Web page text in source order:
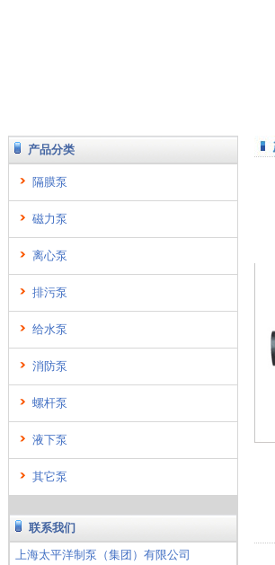
产品分类
隔膜泵
磁力泵
离心泵
排污泵
给水泵
消防泵
螺杆泵
液下泵
其它泵
联系我们
上海太平洋制泵（集团）有限公司